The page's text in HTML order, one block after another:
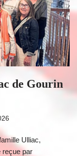
de Gourin
Ulliac,
reçue par